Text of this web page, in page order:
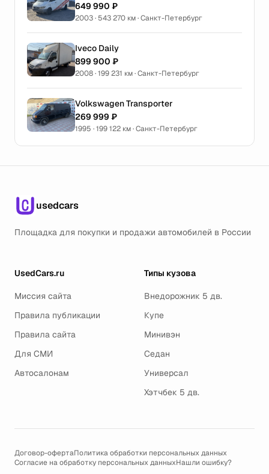
649 990 ₽
2003 · 543 270 км · Санкт-Петербург
Iveco Daily
899 900 ₽
2008 · 199 231 км · Санкт-Петербург
Volkswagen Transporter
269 999 ₽
1995 · 199 122 км · Санкт-Петербург
usedcars
Площадка для покупки и продажи автомобилей в России
UsedCars.ru
Миссия сайта
Правила публикации
Правила сайта
Для СМИ
Автосалонам
Типы кузова
Внедорожник 5 дв.
Купе
Минивэн
Седан
Универсал
Хэтчбек 5 дв.
Договор-офертаПолитика обработки персональных данных
Согласие на обработку персональных данныхНашли ошибку?